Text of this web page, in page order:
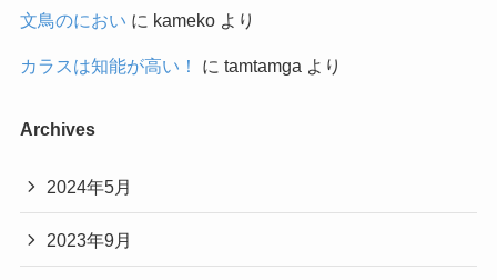
文鳥のにおい に kamekoより
カラスは知能が高い！ に tamtamga より
Archives
2024年5月
2023年9月